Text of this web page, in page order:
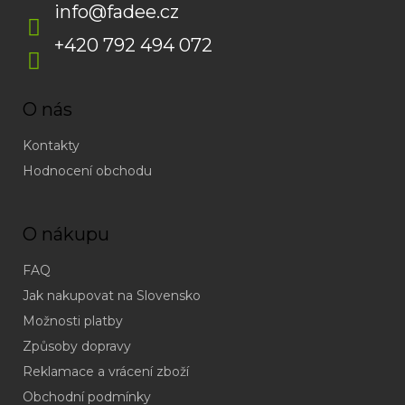
info@fadee.cz
+420 792 494 072
O nás
Kontakty
Hodnocení obchodu
O nákupu
FAQ
Jak nakupovat na Slovensko
Možnosti platby
Způsoby dopravy
Reklamace a vrácení zboží
Obchodní podmínky